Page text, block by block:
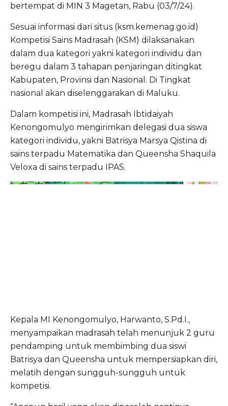
bertempat di MIN 3 Magetan, Rabu (03/7/24).
Sesuai informasi dari situs (ksm.kemenag.go.id)
Kompetisi Sains Madrasah (KSM) dilaksanakan
dalam dua kategori yakni kategori individu dan
beregu dalam 3 tahapan penjaringan ditingkat
Kabupaten, Provinsi dan Nasional. Di Tingkat
nasional akan diselenggarakan di Maluku.
Dalam kompetisi ini, Madrasah Ibtidaiyah
Kenongomulyo mengirimkan delegasi dua siswa
kategori individu, yakni Batrisya Marsya Qistina di
sains terpadu Matematika dan Queensha Shaquila
Veloxa di sains terpadu IPAS.
Kepala MI Kenongomulyo, Harwanto, S.Pd.I.,
menyampaikan madrasah telah menunjuk 2 guru
pendamping untuk membimbing dua siswi
Batrisya dan Queensha untuk mempersiapkan diri,
melatih dengan sungguh-sungguh untuk
kompetisi.